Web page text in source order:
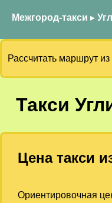
Межгород-такси ▸
Рассчитать маршрут из
Такси
Цена такси
Ориентировочная